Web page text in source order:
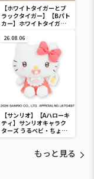
【ホワイトタイガーとブ
ラックタイガー】【Bパト
カー】ホワイトタイガー
車&パトカー型ティッシ
ュBOXカバー
26.08.06
【サンリオ】【Aハローキ
ティ】サンリオキャラク
ターズ うるベビ・ちょい
デカドール
もっと見る